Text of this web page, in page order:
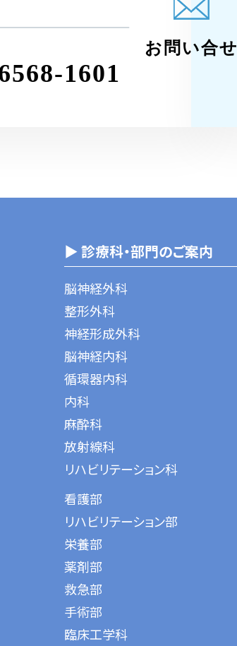
1601
お問い合せ
▶ 診療科・部門のご案内
脳神経外科
整形外科
神経形成外科
脳神経内科
循環器内科
内科
麻酔科
放射線科
リハビリテーション科
看護部
リハビリテーション部
栄養部
薬剤部
救急部
手術部
臨床工学科